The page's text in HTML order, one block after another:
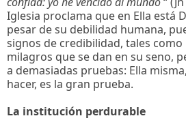
Iglesia proclama que en Ella está
pesar de su debilidad humana,
signos de credibilidad, tales
milagros que se dan en su seno,
a demasiadas pruebas: Ella
hacer, es la gran prueba.
La institución perdurable